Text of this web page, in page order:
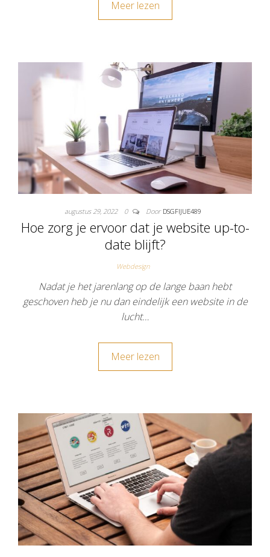
Meer lezen
augustus 29, 2022 0 Door DSGFIJUE489
Hoe zorg je ervoor dat je website up-to-
date blijft?
Webdesign
Nadat je het jarenlang op de lange baan hebt
geschoven heb je nu dan eindelijk een website in de
lucht…
Meer lezen